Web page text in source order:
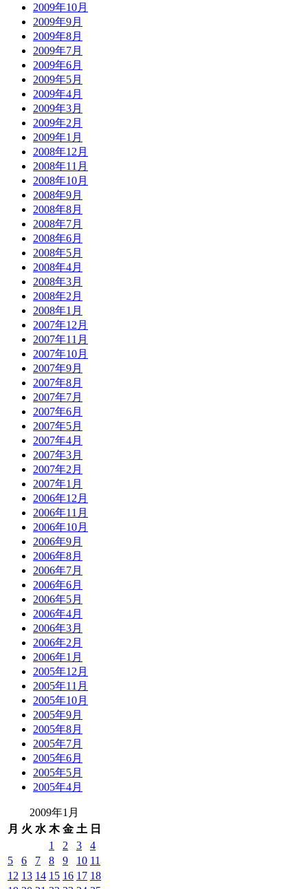
2009年10月
2009年9月
2009年8月
2009年7月
2009年6月
2009年5月
2009年4月
2009年3月
2009年2月
2009年1月
2008年12月
2008年11月
2008年10月
2008年9月
2008年8月
2008年7月
2008年6月
2008年5月
2008年4月
2008年3月
2008年2月
2008年1月
2007年12月
2007年11月
2007年10月
2007年9月
2007年8月
2007年7月
2007年6月
2007年5月
2007年4月
2007年3月
2007年2月
2007年1月
2006年12月
2006年11月
2006年10月
2006年9月
2006年8月
2006年7月
2006年6月
2006年5月
2006年4月
2006年3月
2006年2月
2006年1月
2005年12月
2005年11月
2005年10月
2005年9月
2005年8月
2005年7月
2005年6月
2005年5月
2005年4月
2009年1月
月 火 水 木 金 土 日
1
2 3
4
5
6 7 8 9 10 11
12 13 14 15 16 17 18